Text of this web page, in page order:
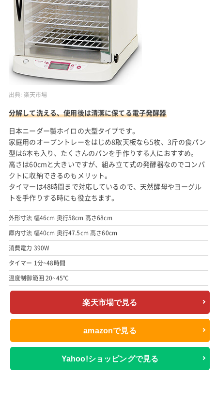
出典: 楽天市場
分解して洗える、使用後は清潔に保てる電子発酵器
日本ニーダー製ホイロの大型タイプです。
家庭用のオーブントレーをはじめ8取天板なら5枚、3斤の食パン
型は6本も入り、たくさんのパンを手作りする人におすすめ。
高さは60cmと大きいですが、組み立て式の発酵器なのでコンパ
クトに収納できるのもメリット。
タイマーは48時間まで対応しているので、天然酵母やヨーグル
トを手作りする時にも役立ちます。
外形寸法 幅46cm 奥行58cm 高さ68cm
庫内寸法 幅40cm 奥行47.5cm 高さ60cm
消費電力 390W
タイマー 1分~48時間
温度制御範囲 20~45°C
楽天市場で見る
amazonで見る
Yahoo!ショッピングで見る